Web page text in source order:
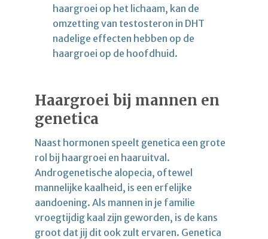
haargroei op het lichaam, kan de
omzetting van testosteron in DHT
nadelige effecten hebben op de
haargroei op de hoofdhuid.
Haargroei bij mannen en
genetica
Naast hormonen speelt genetica een grote
rol bij haargroei en haaruitval.
Androgenetische alopecia, oftewel
mannelijke kaalheid, is een erfelijke
aandoening. Als mannen in je familie
vroegtijdig kaal zijn geworden, is de kans
groot dat jij dit ook zult ervaren. Genetica